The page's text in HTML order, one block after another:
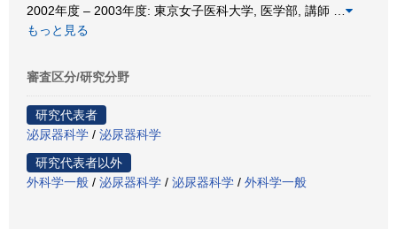
2002年度 – 2003年度: 東京女子医科大学, 医学部, 講師
もっと見る
審査区分/研究分野
研究代表者
泌尿器科学 / 泌尿器科学
研究代表者以外
外科学一般 / 泌尿器科学 / 泌尿器科学 / 外科学一般